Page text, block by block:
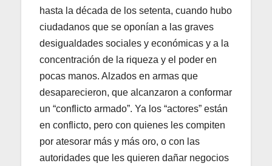
hasta la década de los setenta, cuando hubo
ciudadanos que se oponían a las graves
desigualdades sociales y económicas y a la
concentración de la riqueza y el poder en
pocas manos. Alzados en armas que
desaparecieron, que alcanzaron a conformar
un “conflicto armado”. Ya los “actores” están
en conflicto, pero con quienes les compiten
por atesorar más y más oro, o con las
autoridades que les quieren dañar negocios